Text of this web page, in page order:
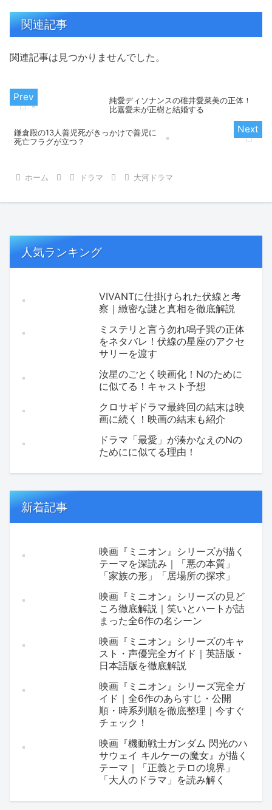
関連記事
関連記事は見つかりませんでした。
純愛ディソナンスの碓井愛菜美の正体！
比嘉愛未が正樹と結婚する
鎌倉殿の13人善児死がきっかけで善児に
死亡フラグが立つ？
ホーム ドラマ 大河ドラマ
人気ランキング
VIVANTに仕掛けられた伏線と考
察｜緻密な謎と真相を徹底解説
ミステリと言う勿れ鳴子巽の正体
をネタバレ！伏線の星座のアクセ
サリーを渡す
汝星のごとく映画化！Nのために
に似てる！キャスト予想
クロサギドラマ最終回の結末は映
画に続く！映画の結末も紹介
ドラマ「最愛」が湊かなえのNの
ためにに似てる理由！
新着記事
映画『ミニオン』シリーズが描く
テーマを深読み｜「悪の本質」
「家族の形」「居場所の探求」
映画『ミニオン』シリーズの見ど
ころ徹底解説｜笑いとハートが詰
まった全6作の名シーン
映画『ミニオン』シリーズのキャ
スト・声優完全ガイド｜英語版・
日本語版を徹底解説
映画『ミニオン』シリーズ完全ガ
イド｜全6作のあらすじ・公開
順・時系列順を徹底整理｜今すぐ
チェック！
映画『機動戦士ガンダム 閃光のハ
サウェイ キルケーの魔女』が描く
テーマ｜「正義とテロの境界」
「大人のドラマ」を読み解く